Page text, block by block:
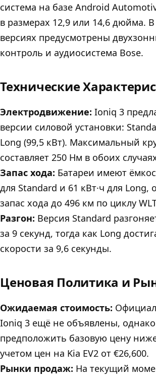
система на базе Android
в размерах 12,9 или 14,6 дюйма.
версиях предусмотрены
контроль и аудиосистема Bose.
Технические
Электродвижение: Ioniq 3
версии силовой установки:
Long (99,5 кВт). Максимальный
составляет 250 Нм в обоих
Запас хода: Батареи имеют
для Standard и 61 кВт·ч для Long,
запас хода до 496 км по циклу
Разгон: Версия Standard
за 9 секунд, тогда как Long
скорости за 9,6 секунды.
Ценовая Политика и
Ожидаемая стоимость:
Ioniq 3 ещё не объявлены,
предположить базовую цену
учетом цен на Kia EV2 от €26,600.
Рынки продаж: На текущий